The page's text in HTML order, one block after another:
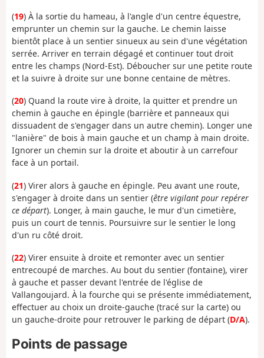
(19) À la sortie du hameau, à l'angle d'un centre équestre,
emprunter un chemin sur la gauche. Le chemin laisse
bientôt place à un sentier sinueux au sein d'une végétation
serrée. Arriver en terrain dégagé et continuer tout droit
entre les champs (Nord-Est). Déboucher sur une petite route
et la suivre à droite sur une bonne centaine de mètres.
(20) Quand la route vire à droite, la quitter et prendre un
chemin à gauche en épingle (barrière et panneaux qui
dissuadent de s'engager dans un autre chemin). Longer une
"lanière" de bois à main gauche et un champ à main droite.
Ignorer un chemin sur la droite et aboutir à un carrefour
face à un portail.
(21) Virer alors à gauche en épingle. Peu avant une route,
s'engager à droite dans un sentier (être vigilant pour repérer
ce départ). Longer, à main gauche, le mur d'un cimetière,
puis un court de tennis. Poursuivre sur le sentier le long
d'un ru côté droit.
(22) Virer ensuite à droite et remonter avec un sentier
entrecoupé de marches. Au bout du sentier (fontaine), virer
à gauche et passer devant l'entrée de l'église de
Vallangoujard. À la fourche qui se présente immédiatement,
effectuer au choix un droite-gauche (tracé sur la carte) ou
un gauche-droite pour retrouver le parking de départ (D/A).
Points de passage